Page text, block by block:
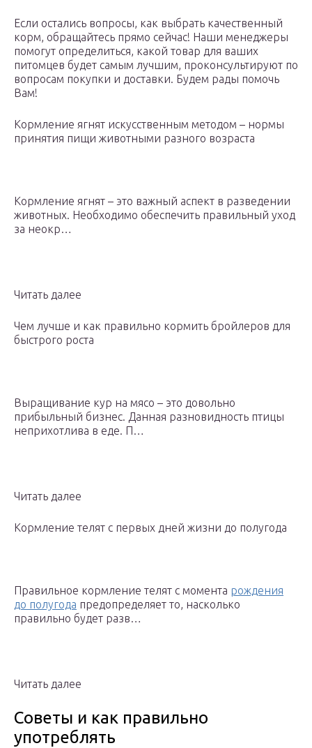
Если остались вопросы, как выбрать качественный
корм, обращайтесь прямо сейчас! Наши менеджеры
помогут определиться, какой товар для ваших
питомцев будет самым лучшим, проконсультируют по
вопросам покупки и доставки. Будем рады помочь
Вам!
Кормление ягнят искусственным методом – нормы
принятия пищи животными разного возраста
Кормление ягнят – это важный аспект в разведении
животных. Необходимо обеспечить правильный уход
за неокр…
Читать далее
Чем лучше и как правильно кормить бройлеров для
быстрого роста
Выращивание кур на мясо – это довольно
прибыльный бизнес. Данная разновидность птицы
неприхотлива в еде. П…
Читать далее
Кормление телят с первых дней жизни до полугода
Правильное кормление телят с момента рождения
до полугода предопределяет то, насколько
правильно будет разв…
Читать далее
Советы и как правильно
употреблять